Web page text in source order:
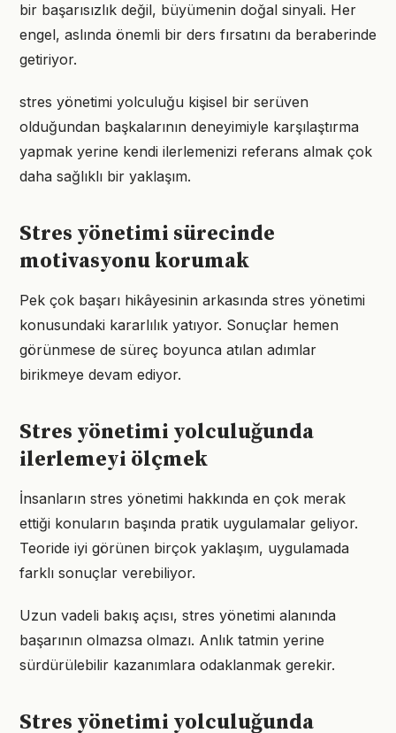
bir başarısızlık değil, büyümenin doğal sinyali. Her
engel, aslında önemli bir ders fırsatını da beraberinde
getiriyor.
stres yönetimi yolculuğu kişisel bir serüven
olduğundan başkalarının deneyimiyle karşılaştırma
yapmak yerine kendi ilerlemenizi referans almak çok
daha sağlıklı bir yaklaşım.
Stres yönetimi sürecinde
motivasyonu korumak
Pek çok başarı hikâyesinin arkasında stres yönetimi
konusundaki kararlılık yatıyor. Sonuçlar hemen
görünmese de süreç boyunca atılan adımlar
birikmeye devam ediyor.
Stres yönetimi yolculuğunda
ilerlemeyi ölçmek
İnsanların stres yönetimi hakkında en çok merak
ettiği konuların başında pratik uygulamalar geliyor.
Teoride iyi görünen birçok yaklaşım, uygulamada
farklı sonuçlar verebiliyor.
Uzun vadeli bakış açısı, stres yönetimi alanında
başarının olmazsa olmazı. Anlık tatmin yerine
sürdürülebilir kazanımlara odaklanmak gerekir.
Stres yönetimi yolculuğunda